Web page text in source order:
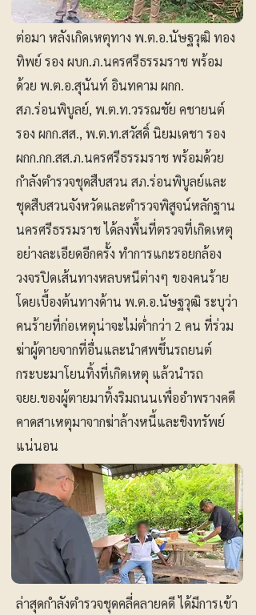
ต่อมา หลังเกิดเหตุทาง พ.ต.อ.นัษฐวุฒิ ทอง
ทิพย์ รอง ผบก.ภ.นครศรีธรรมราช พร้อม
ด้วย พ.ต.อ.สุนันท์ อินทคาม ผกก.
สภ.ร่อนพิบูลย์, พ.ต.ท.วรรณชัย คชายนต์
รอง ผกก.สส., พ.ต.ท.สวัสดิ์ นิยมเดชา รอง
ผกก.กก.สส.ภ.นครศรีธรรมราช พร้อมด้วย
กำลังตำรวจชุดสืบสวน สภ.ร่อนพิบูลย์และ
ชุดสืบสวนจังหวัดและตำรวจพิสูจน์หลักฐาน
นครศรีธรรมราช ได้ลงพื้นที่ตรวจที่เกิดเหตุ
อย่างละเอียดอีกครั้ง ทำการแกะรอยกล้อง
วงจรปิดเส้นทางหลบหนีต่างๆ ของคนร้าย
โดยเบื้องต้นทางด้าน พ.ต.อ.นัษฐวุฒิ ระบุว่า
คนร้ายที่ก่อเหตุน่าจะไม่ต่ำกว่า 2 คน ที่ร่วม
ฆ่าผู้ตายจากที่อื่นและนำศพขึ้นรถยนต์
กระบะมาโยนทิ้งที่เกิดเหตุ แล้วนำรถ
จยย.ของผู้ตายมาทิ้งริมถนนเพื่ออำพรางคดี
คาดสาเหตุมาจากฆ่าล้างหนี้และชิงทรัพย์
แน่นอน
ล่าสุดกำลังตำรวจชุดคลี่คลายคดี ได้มีการเข้า